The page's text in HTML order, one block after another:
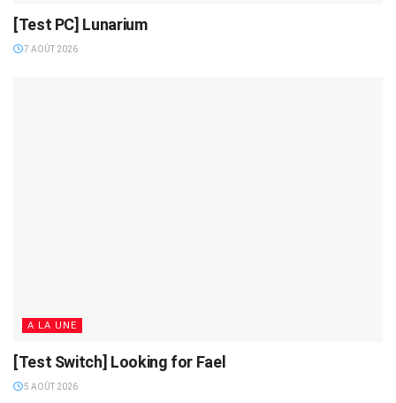
[Test PC] Lunarium
7 AOÛT 2026
A LA UNE
[Test Switch] Looking for Fael
5 AOÛT 2026